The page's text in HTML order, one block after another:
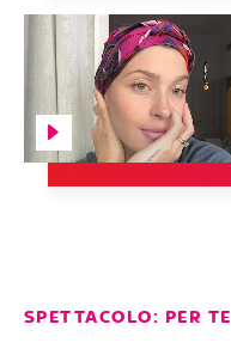
SPETTACOLO: PER TE